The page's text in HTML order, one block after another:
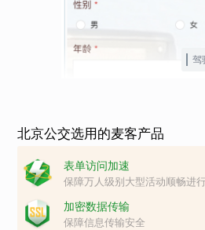
驾
北京公交选用的麦客产品
表单访问加速
保障万人级别大型活动顺畅进
加密数据传输
保障信息传输安全